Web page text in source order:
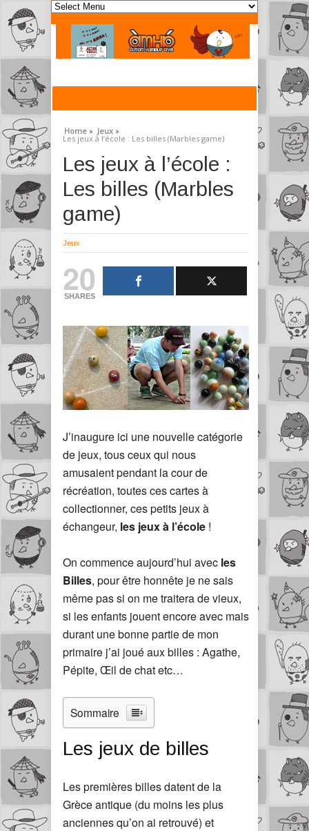
Home » Jeux »
Les jeux à l’école : Les billes (Marbles game)
Les jeux à l’école :
Les billes (Marbles
game)
Jeux
20
SHARES
J’inaugure ici une nouvelle catégorie
de jeux, tous ceux qui nous
amusaient pendant la cour de
récréation, toutes ces cartes à
collectionner, ces petits jeux à
échangeur, les jeux à l’école !
On commence aujourd’hui avec les
Billes, pour être honnête je ne sais
même pas si on me traitera de vieux,
si les enfants jouent encore avec mais
durant une bonne partie de mon
primaire j’ai joué aux billes : Agathe,
Pépite, Œil de chat etc…
Sommaire
Les jeux de billes
Les premières billes datent de la
Grèce antique (du moins les plus
anciennes qu’on ai retrouvé) et